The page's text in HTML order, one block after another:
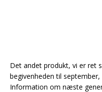
Det andet produkt, vi er ret
begivenheden til september,
Information om næste